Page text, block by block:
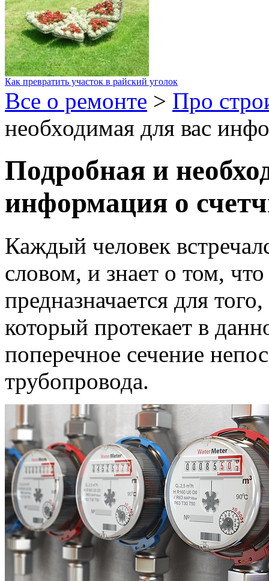
Как превратить участок в райский уголок
Все о ремонте > Про
необходимая для вас
Подробная и
информация о
Каждый человек
словом, и знает о том,
предназначается для
который протекает в
поперечное сечение
трубопровода.